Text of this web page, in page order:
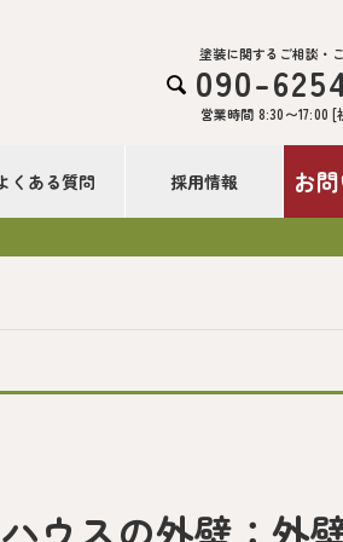

塗装に関するご相談・
090-
営業時間 8:30〜17:00
くある質問 採用情報 お